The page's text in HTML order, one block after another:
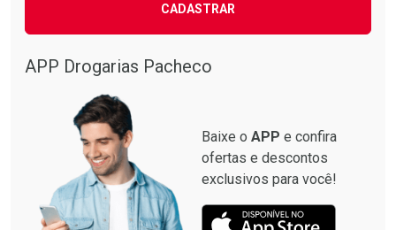
CADASTRAR
APP Drogarias Pacheco
Baixe o APP e confira
ofertas e descontos
exclusivos para você!